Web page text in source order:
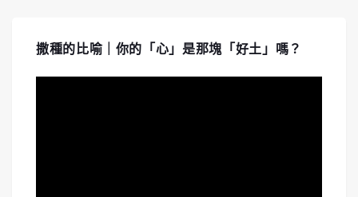
撒種的比喻｜你的「心」是那塊「好土」嗎？